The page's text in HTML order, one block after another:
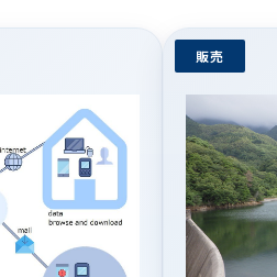
販売